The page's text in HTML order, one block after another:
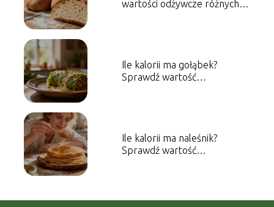
wartości odżywcze różnych
Ile kalorii ma gołąbek?
Sprawdź wartość
Ile kalorii ma naleśnik?
Sprawdź wartość